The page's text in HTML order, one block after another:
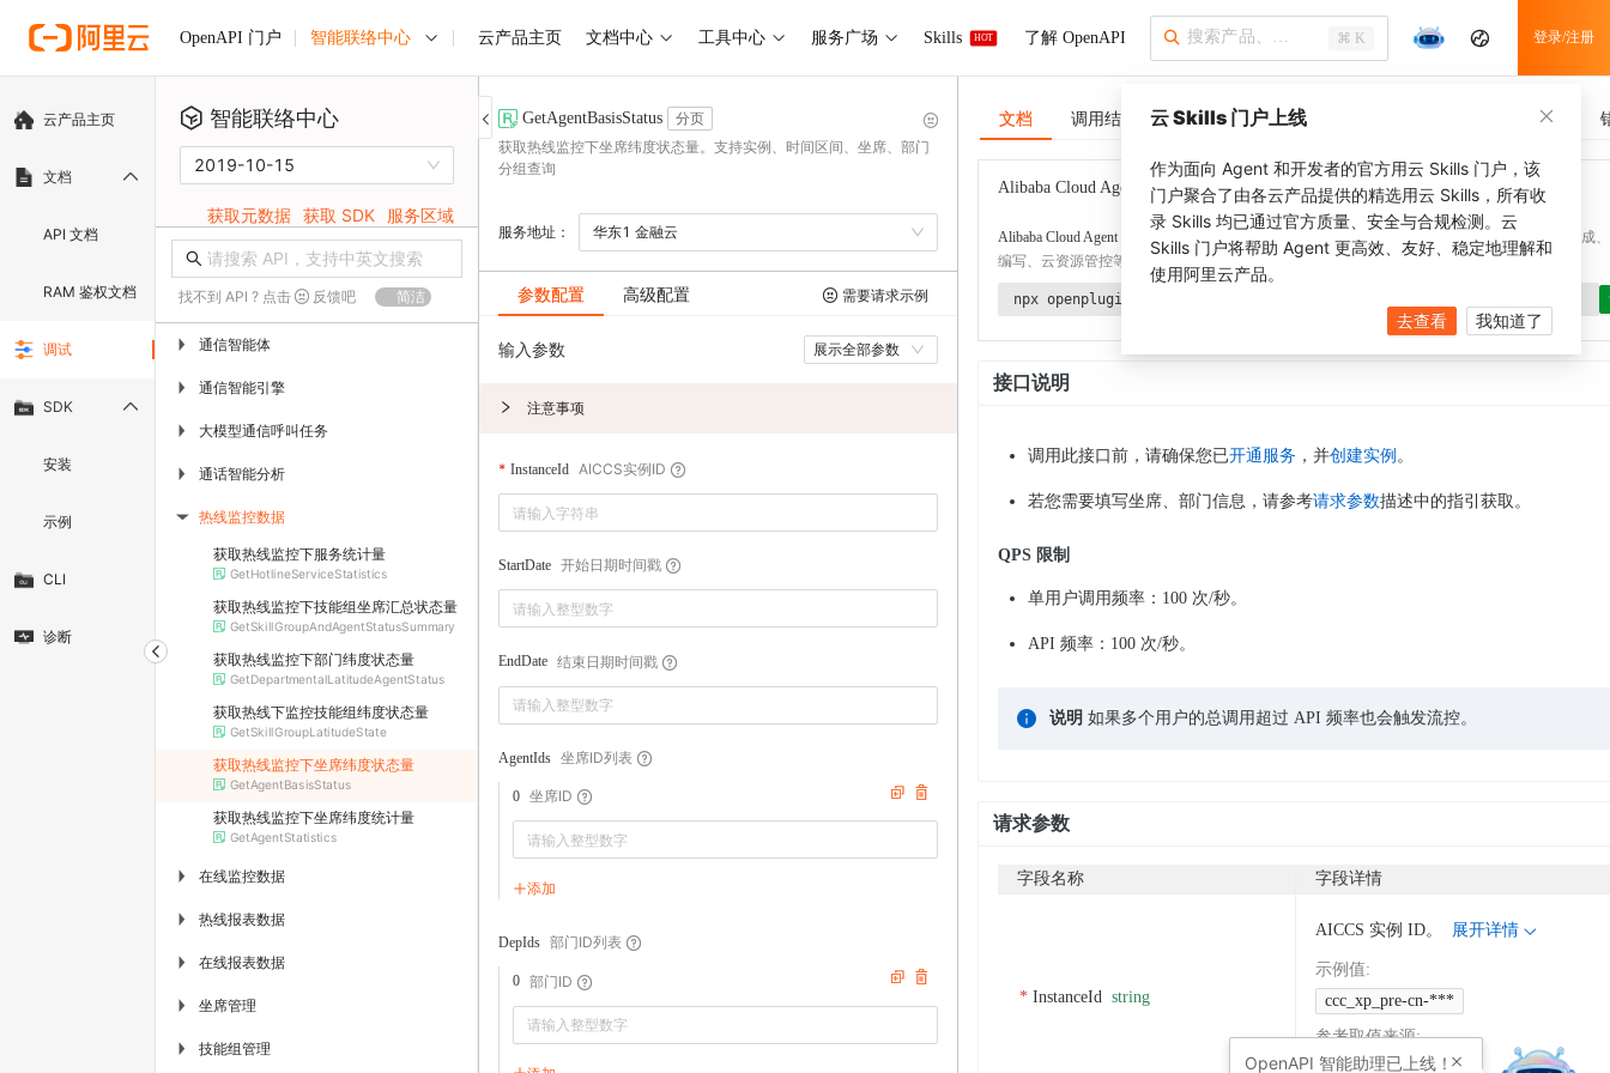
OpenAPI 门户 智能联络中心 云产品主页 文档中心 工具中心 服务广场 Skills HOT 了解 OpenAPI ⌘ K 登录/注册
云产品主页
文档
API 文档
RAM 鉴权文档
调试
SDK
安装
示例
CLI
诊断
智能联络中心
2019-10-15
获取元数据 获取 SDK 服务区域
找不到 API ? 点击 反馈吧 简洁
▶ 通信智能体
▶ 通信智能引擎
▶ 大模型通信呼叫任务
▶ 通话智能分析
▶ 热线监控数据
获取热线监控下服务统计量
GetHotlineServiceStatistics
获取热线监控下技能组坐席汇总状态量
GetSkillGroupAndAgentStatusSummary
获取热线监控下部门纬度状态量
GetDepartmentalLatitudeAgentStatus
获取热线下监控技能组纬度状态量
GetSkillGroupLatitudeState
获取热线监控下坐席纬度状态量
GetAgentBasisStatus
获取热线监控下坐席纬度统计量
GetAgentStatistics
▶ 在线监控数据
▶ 热线报表数据
▶ 在线报表数据
▶ 坐席管理
▶ 技能组管理
GetAgentBasisStatus
分页
获取热线监控下坐席纬度状态量。支持实例、时间区间、坐席、部门
分组查询
服务地址： 华东1 金融云
参数配置 高级配置 需要请求示例
输入参数 展示全部参数
注意事项
InstanceId AICCS实例ID
StartDate 开始日期时间戳
EndDate 结束日期时间戳
AgentIds 坐席ID列表
0 坐席ID
添加
DepIds 部门ID列表
0 部门ID
文档 调用结果 SDK 示例 CLI 示例 调用历史
Alibaba Cloud Agent Toolkit 了解更多
Alibaba Cloud Agent Toolkit
提供 Agent 插件、技能、MCP 配置和验证工具，涵盖 SDK 代码生成、
编写、云资源管控等能力。通过 alibabacloud-agent-toolkit-install 技能可快速完成本地配置。
npx openplugin aliyun/alibabacloud-agent-toolkit
接口说明
调用此接口前，请确保您已开通服务 ，并创建实例 。
若您需要填写坐席、部门信息，请参考请求参数描述中的指引获取。
QPS 限制
单用户调用频率：100 次/秒。
API 频率：100 次/秒。
说明 如果多个用户的总调用超过 API 频率也会触发流控。
请求参数
字段名称 字段详情
InstanceId string
AICCS 实例 ID。 展开详情
示例值:
ccc_xp_pre-cn-***
参考取值来源:
GetInstanceList
云 Skills 门户上线
作为面向 Agent 和开发者的官方用云 Skills 门户，该
门户聚合了由各云产品提供的精选用云 Skills，所有收
录 Skills 均已通过官方质量、安全与合规检测。云
Skills 门户将帮助 Agent 更高效、友好、稳定地理解和
使用阿里云产品。
去查看 我知道了
OpenAPI 智能助理已上线！